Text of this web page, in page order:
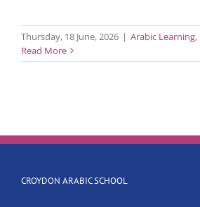
Thursday, 18 June, 2026 | Arabic Learning,
Read More
CROYDON ARABIC SCHOOL